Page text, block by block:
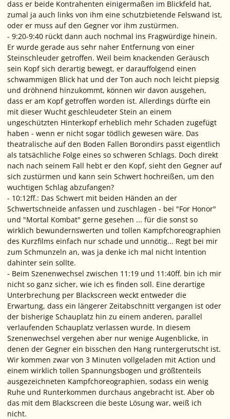
dass er beide Kontrahenten einigermaßen im Blickfeld hat,
zumal ja auch links von ihm eine schutzbietende Felswand ist,
oder er muss auf den Gegner vor ihm zustürmen.
- 9:20-9:40 rückt dann auch nochmal ins Fragwürdige hinein.
Er wurde gerade aus sehr naher Entfernung von einer
Steinschleuder getroffen. Weil beim knackenden Geräusch
sein Kopf sich derartig bewegt, er darauffolgend einen
schwammigen Blick hat und der Ton auch noch leicht piepsig
und dröhnend hinzukommt, können wir davon ausgehen,
dass er am Kopf getroffen worden ist. Allerdings dürfte ein
mit dieser Wucht geschleudeter Stein an einem
ungeschützten Hinterkopf erheblich mehr Schaden zugefügt
haben - wenn er nicht sogar tödlich gewesen wäre. Das
theatralische auf den Boden Fallen Borondirs passt eigentlich
als tatsächliche Folge eines so schweren Schlags. Doch direkt
nach nach seinem Fall hebt er den Kopf, sieht den Gegner auf
sich zustürmen und kann sein Schwert hochreißen, um den
wuchtigen Schlag abzufangen?
- 10:12ff.: Das Schwert mit beiden Händen an der
Schwertschneide anfassen und zuschlagen - bei "For Honor"
und "Mortal Kombat" gerne gesehen ... für die sonst so
wirklich bewundernswerten und tollen Kampfchoreographien
des Kurzfilms einfach nur schade und unnötig... Regt bei mir
zum Schmunzeln an, was ja denke ich mal nicht Intention
dahinter sein sollte.
- Beim Szenenwechsel zwischen 11:19 und 11:40ff. bin ich mir
nicht so ganz sicher, wie ich es finden soll. Eine derartige
Unterbrechung per Blackscreen weckt entweder die
Erwartung, dass ein längerer Zeitabschnitt vergangen ist oder
der bisherige Schauplatz hin zu einem anderen, parallel
verlaufenden Schauplatz verlassen wurde. In diesem
Szenenwechsel vergehen aber nur wenige Augenblicke, in
denen der Gegner ein bisschen den Hang runtergerutscht ist.
Wir kommen zwar von 3 Minuten vollgeladen mit Action und
einem wirklich tollen Spannungsbogen und größtenteils
ausgezeichneten Kampfchoreographien, sodass ein wenig
Ruhe und Runterkommen durchaus angebracht ist. Aber ob
das mit dem Blackscreen die beste Lösung war, weiß ich
nicht.